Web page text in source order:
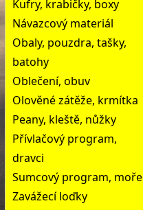
Kufry, krabičky, boxy
Návazcový materiál
Obaly, pouzdra, tašky,
batohy
Oblečení, obuv
Olověné zátěže, krmítka
Peany, kleště, nůžky
Přívlačový program,
dravci
Sumcový program, moře
Zavážecí loďky